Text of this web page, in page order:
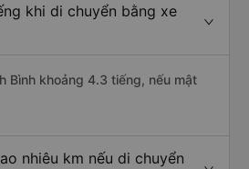
khi di chuyển bằng xe
Bình khoảng 4.3 tiếng, nếu mật
nhiêu km nếu di chuyển